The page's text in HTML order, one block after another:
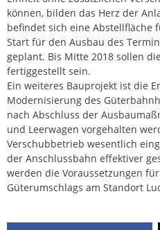
können, bilden das Herz der
befindet sich eine Abstellfläche
Start für den Ausbau des
geplant. Bis Mitte 2018 sollen
fertiggestellt sein.
Ein weiteres Bauprojekt ist die
Modernisierung des
nach Abschluss der
und Leerwagen vorgehalten
Verschubbetrieb wesentlich
der Anschlussbahn effektiver
werden die Voraussetzungen
Güterumschlags am Standort